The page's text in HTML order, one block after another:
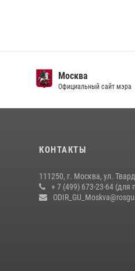
Москва
Официальный сайт мэра
КОНТАКТЫ
111250, г. Москва, ул.
+ 7 (499) 673-23-64 (для